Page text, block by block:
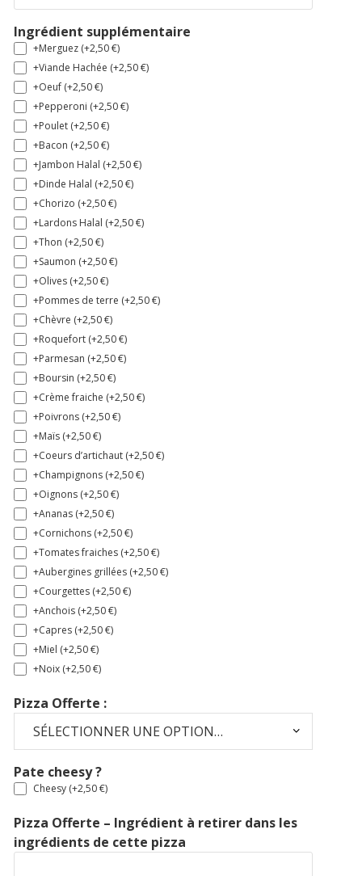
Ingrédient supplémentaire
+Merguez (+2,50€)
+Viande Hachée (+2,50€)
+Oeuf (+2,50€)
+Pepperoni (+2,50€)
+Poulet (+2,50€)
+Bacon (+2,50€)
+Jambon Halal (+2,50€)
+Dinde Halal (+2,50€)
+Chorizo (+2,50€)
+Lardons Halal (+2,50€)
+Thon (+2,50€)
+Saumon (+2,50€)
+Olives (+2,50€)
+Pommes de terre (+2,50€)
+Chèvre (+2,50€)
+Roquefort (+2,50€)
+Parmesan (+2,50€)
+Boursin (+2,50€)
+Crème fraiche (+2,50€)
+Poivrons (+2,50€)
+Maïs (+2,50€)
+Coeurs d’artichaut (+2,50€)
+Champignons (+2,50€)
+Oignons (+2,50€)
+Ananas (+2,50€)
+Cornichons (+2,50€)
+Tomates fraiches (+2,50€)
+Aubergines grillées (+2,50€)
+Courgettes (+2,50€)
+Anchois (+2,50€)
+Capres (+2,50€)
+Miel (+2,50€)
+Noix (+2,50€)
Pizza Offerte :
Pate cheesy ?
Cheesy (+2,50€)
Pizza Offerte – Ingrédient à retirer dans les
ingrédients de cette pizza